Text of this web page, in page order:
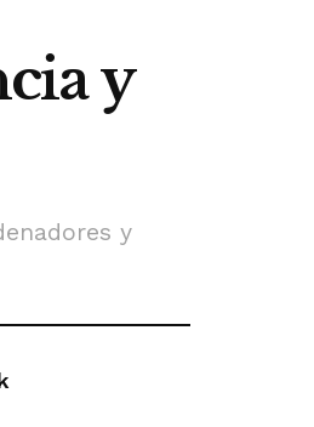
y
y